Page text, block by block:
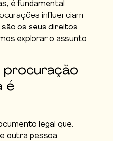
é fundamental
influenciam
os seus direitos
explorar o assunto
procuração
é
legal que,
outra pessoa